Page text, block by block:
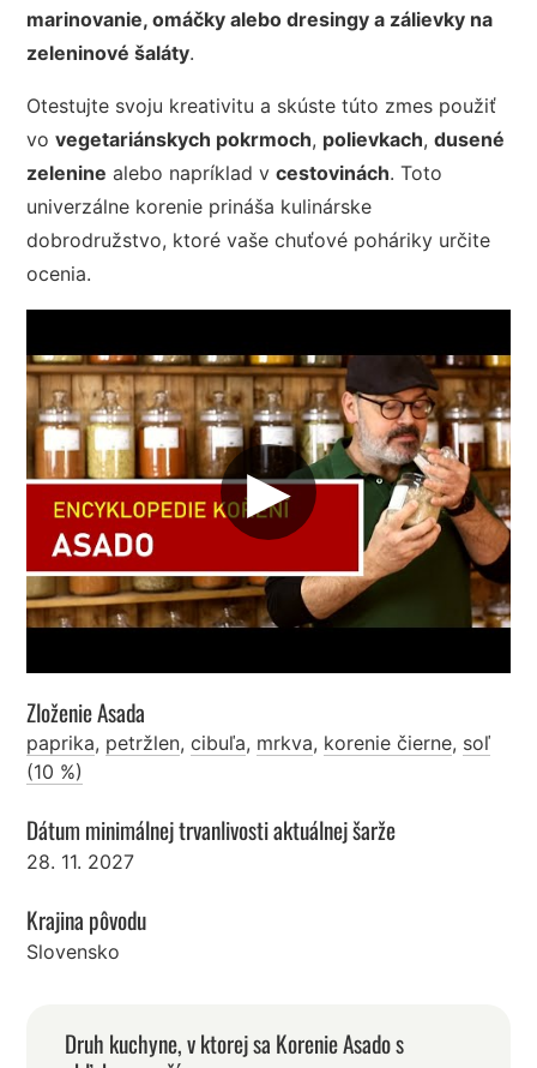
marinovanie, omáčky alebo dresingy a zálievky na
zeleninové šaláty.
Otestujte svoju kreativitu a skúste túto zmes použiť
vovegetariánskych pokrmoch, polievkach,dusené
zelenine alebo napríklad vcestovinách. Toto
univerzálne korenie prináša kulinárske
dobrodružstvo, ktoré vaše chuťové poháriky určite
ocenia.
▶︎
Zloženie Asada
paprika, petržlen,cibuľa, mrkva, korenie čierne, soľ
(10 %)
Dátum minimálnej trvanlivosti aktuálnej šarže
28. 11. 2027
Krajina pôvodu
Slovensko
Druh kuchyne, v ktorej sa Korenie Asado s